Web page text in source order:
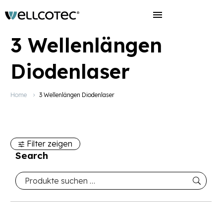
3 Wellenlängen
Diodenlaser
Home 3 Wellenlängen Diodenlaser
Filter zeigen
Search